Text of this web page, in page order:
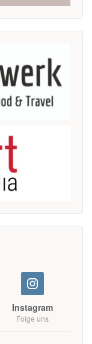
Instagram
Folge uns